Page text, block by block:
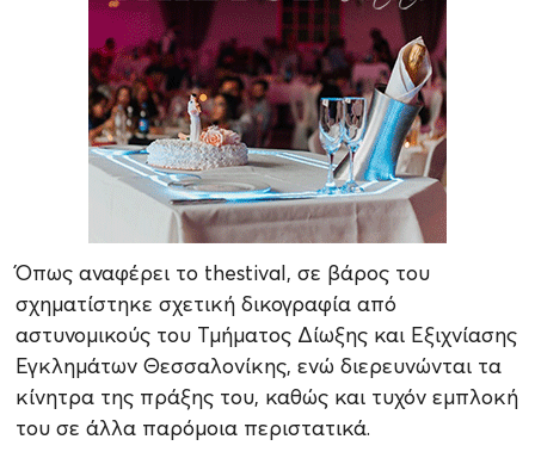
Όπως αναφέρει το thestival, σε βάρος του
σχηματίστηκε σχετική δικογραφία από
αστυνομικούς του Τμήματος Δίωξης και Εξιχνίασης
Εγκλημάτων Θεσσαλονίκης, ενώ διερευνώνται τα
κίνητρα της πράξης του, καθώς και τυχόν εμπλοκή
του σε άλλα παρόμοια περιστατικά.